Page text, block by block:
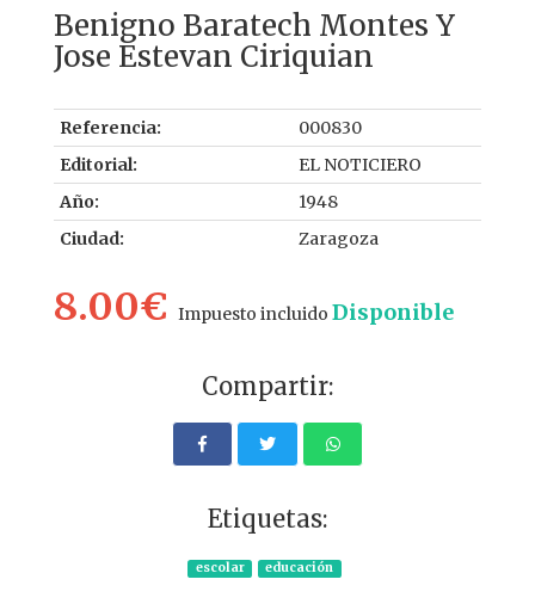
Benigno Baratech Montes Y
Jose Estevan Ciriquian
Referencia:
000830
Editorial:
EL NOTICIERO
Año:
1948
Ciudad:
Zaragoza
8.00€ Impuesto incluido Disponible
Compartir:
Etiquetas:
escolar educación